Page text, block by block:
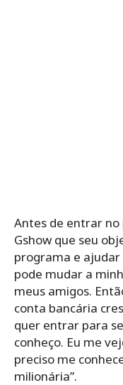
Antes de entrar
Gshow que seu
programa e ajudar
pode mudar a
meus amigos.
conta bancária
quer entrar para
conheço. Eu me
preciso me
milionária”.